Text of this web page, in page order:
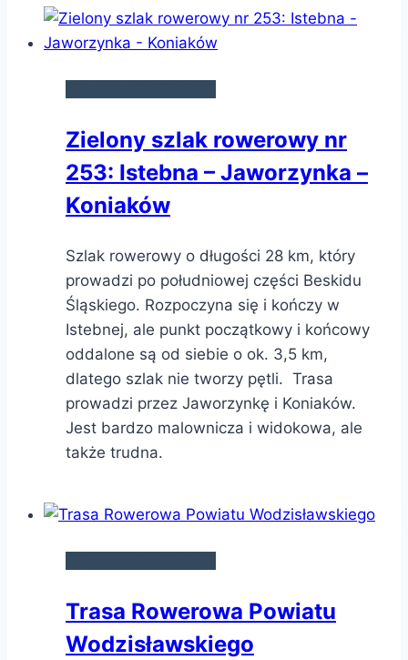
Zielony szlak rowerowy nr
253: Istebna – Jaworzynka –
Koniaków
Szlak rowerowy o długości 28 km, który
prowadzi po południowej części Beskidu
Śląskiego. Rozpoczyna się i kończy w
Istebnej, ale punkt początkowy i końcowy
oddalone są od siebie o ok. 3,5 km,
dlatego szlak nie tworzy pętli. Trasa
prowadzi przez Jaworzynkę i Koniaków.
Jest bardzo malownicza i widokowa, ale
także trudna.
Trasa Rowerowa Powiatu
Wodzisławskiego